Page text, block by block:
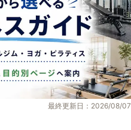
最終更新日：2026/08/07